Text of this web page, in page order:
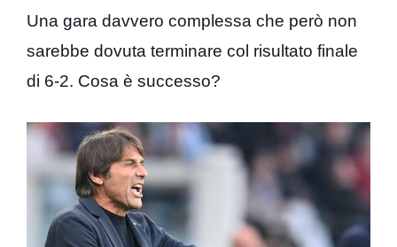
Una gara davvero complessa che però non
sarebbe dovuta terminare col risultato finale
di 6-2. Cosa è successo?